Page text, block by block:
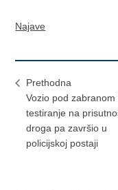
Najave
Prethodna
Vozio pod zabranom
testiranje na
droga pa završio u
policijskoj postaji